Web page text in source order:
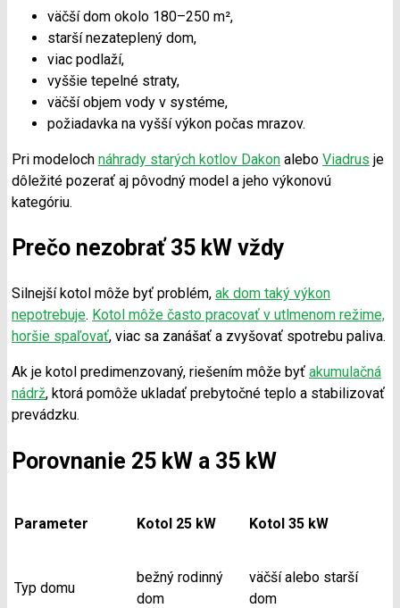
väčší dom okolo 180–250 m²,
starší nezateplený dom,
viac podlaží,
vyššie tepelné straty,
väčší objem vody v systéme,
požiadavka na vyšší výkon počas mrazov.
Pri modeloch náhrady starých kotlov Dakon alebo Viadrus je
dôležité pozerať aj pôvodný model a jeho výkonovú
kategóriu.
Prečo nezobrať 35 kW vždy
Silnejší kotol môže byť problém, ak dom taký výkon
nepotrebuje. Kotol môže často pracovať v utlmenom režime,
horšie spaľovať, viac sa zanášať a zvyšovať spotrebu paliva.
Ak je kotol predimenzovaný, riešením môže byť akumulačná
nádrž, ktorá pomôže ukladať prebytočné teplo a stabilizovať
prevádzku.
Porovnanie 25 kW a 35 kW
Parameter Kotol 25 kW Kotol 35 kW
Typ domu
bežný rodinný
dom
väčší alebo starší
dom